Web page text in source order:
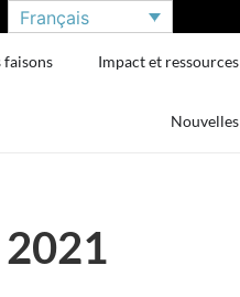
Français
faisons Impact et ressources
Nouvelles